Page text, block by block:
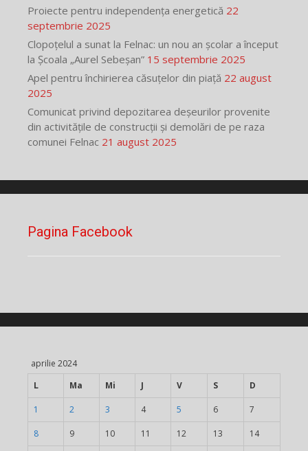
Proiecte pentru independența energetică 22
septembrie 2025
Clopoțelul a sunat la Felnac: un nou an școlar a început
la Școala „Aurel Sebeșan” 15 septembrie 2025
Apel pentru închirierea căsuțelor din piață 22 august
2025
Comunicat privind depozitarea deșeurilor provenite
din activitățile de construcții și demolări de pe raza
comunei Felnac 21 august 2025
Pagina Facebook
aprilie 2024
L
Ma Mi J V S D
1 2 3 4 5 6 7
8 9 10 11 12 13 14